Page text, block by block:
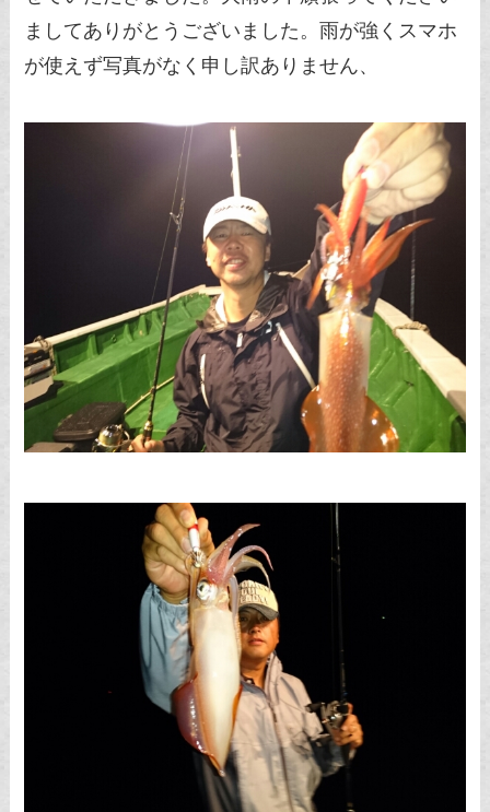
ましてありがとうございました。雨が強くスマホ
が使えず写真がなく申し訳ありません、